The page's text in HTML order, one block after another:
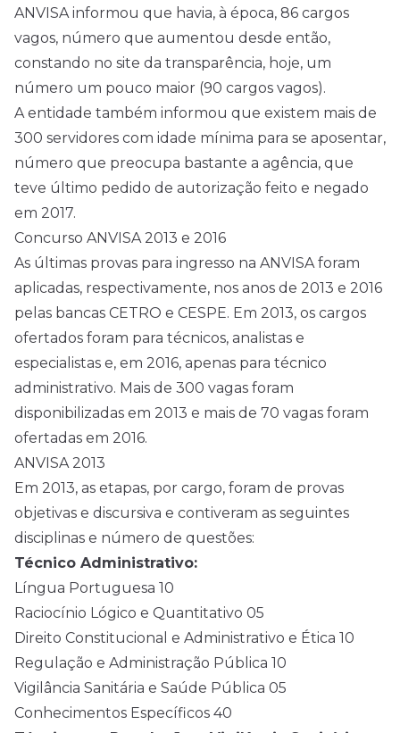
ANVISA informou que havia, à época, 86 cargos
vagos, número que aumentou desde então,
constando no site da transparência, hoje, um
número um pouco maior (90 cargos vagos).
A entidade também informou que existem mais de
300 servidores com idade mínima para se aposentar,
número que preocupa bastante a agência, que
teve último pedido de autorização feito e negado
em 2017.
Concurso ANVISA 2013 e 2016
As últimas provas para ingresso na ANVISA foram
aplicadas, respectivamente, nos anos de 2013 e 2016
pelas bancas CETRO e CESPE. Em 2013, os cargos
ofertados foram para técnicos, analistas e
especialistas e, em 2016, apenas para técnico
administrativo. Mais de 300 vagas foram
disponibilizadas em 2013 e mais de 70 vagas foram
ofertadas em 2016.
ANVISA 2013
Em 2013, as etapas, por cargo, foram de provas
objetivas e discursiva e contiveram as seguintes
disciplinas e número de questões:
Técnico Administrativo:
Língua Portuguesa 10
Raciocínio Lógico e Quantitativo 05
Direito Constitucional e Administrativo e Ética 10
Regulação e Administração Pública 10
Vigilância Sanitária e Saúde Pública 05
Conhecimentos Específicos 40